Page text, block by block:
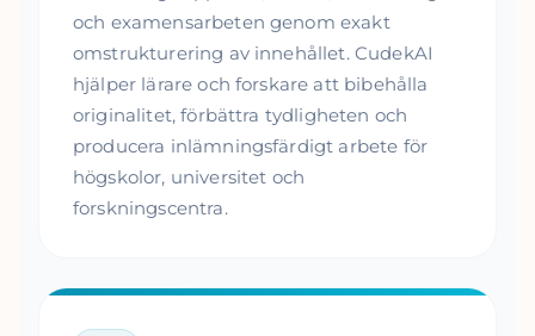
och examensarbeten genom exakt
omstrukturering av innehållet. CudekAI
hjälper lärare och forskare att bibehålla
originalitet, förbättra tydligheten och
producera inlämningsfärdigt arbete för
högskolor, universitet och
forskningscentra.